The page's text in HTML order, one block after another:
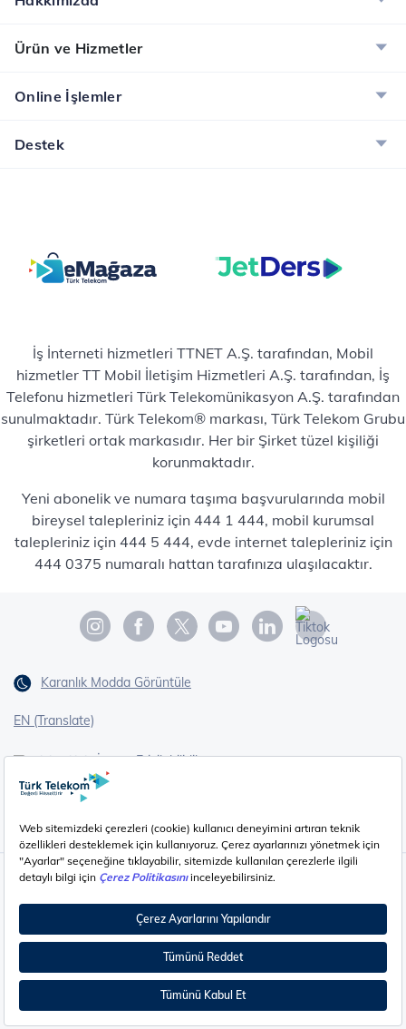
Ürün ve Hizmetler
Online İşlemler
Destek
İş İnterneti hizmetleri TTNET A.Ş. tarafından, Mobil
hizmetler TT Mobil İletişim Hizmetleri A.Ş. tarafından, İş
Telefonu hizmetleri Türk Telekomünikasyon A.Ş. tarafından
sunulmaktadır. Türk Telekom® markası, Türk Telekom Grubu
şirketleri ortak markasıdır. Her bir Şirket tüzel kişiliği
korunmaktadır.
Yeni abonelik ve numara taşıma başvurularında mobil
bireysel talepleriniz için 444 1 444, mobil kurumsal
talepleriniz için 444 5 444, evde internet talepleriniz için
444 0375 numaralı hattan tarafınıza ulaşılacaktır.
Karanlık Modda Görüntüle
EN (Translate)
Erişilebilirlik
Çerez Ayarları